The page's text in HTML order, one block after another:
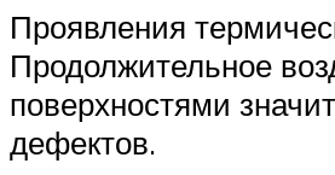
Проявления
Продолжительное
поверхностями
дефектов.